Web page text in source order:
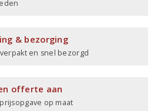
& bezorging
en snel bezorgd
offerte aan
op maat